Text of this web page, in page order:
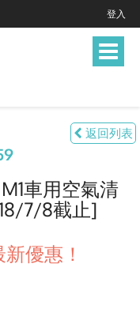
登入
Toggle
返回列表
車用空氣清
7/8截止]
優惠！